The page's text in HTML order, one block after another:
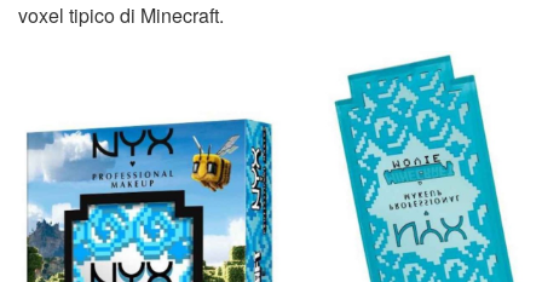
voxel tipico di Minecraft.